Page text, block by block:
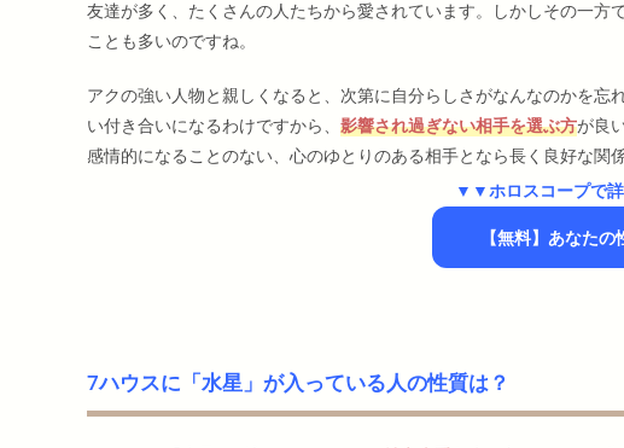
友達が多く、たくさんの人たちから愛されています。しかしその一方で
ことも多いのですね。
アクの強い人物と親しくなると、次第に自分らしさがなんなのかを
い付き合いになるわけですから、 影響され過ぎない相手を選ぶ方が良
感情的になることのない、心のゆとりのある相手となら長く良好な関
▼▼ホロスコープで
【無料】あなた
7ハウスに「水星」が入っている人の性質は？